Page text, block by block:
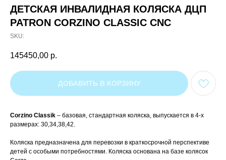
ДЕТСКАЯ ИНВАЛИДНАЯ КОЛЯСКА ДЦП
PATRON CORZINO CLASSIC CNC
SKU:
145450,00 р.
ДОБАВИТЬ В КОРЗИНУ
Corzino Classik – базовая, стандартная коляска, выпускается в 4-х
размерах: 30,34,38,42.
Коляска предназначена для перевозки в краткосрочной перспективе
детей с особыми потребностями. Коляска основана на базе колясок